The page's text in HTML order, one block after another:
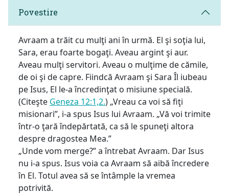
Povestire
Avraam a trăit cu mulţi ani în urmă. El şi soţia lui,
Sara, erau foarte bogaţi. Aveau argint şi aur.
Aveau mulţi servitori. Aveau o mulţime de cămile,
de oi şi de capre. Fiindcă Avraam şi Sara Îl iubeau
pe Isus, El le-a încredinţat o misiune specială.
(Citeşte Geneza 12:1,2.) „Vreau ca voi să fiţi
misionari”, i-a spus Isus lui Avraam. „Vă voi trimite
într-o ţară îndepărtată, ca să le spuneţi altora
despre dragostea Mea.”
„Unde vom merge?” a întrebat Avraam. Dar Isus
nu i-a spus. Isus voia ca Avraam să aibă încredere
în El. Totul avea să se întâmple la vremea
potrivită.